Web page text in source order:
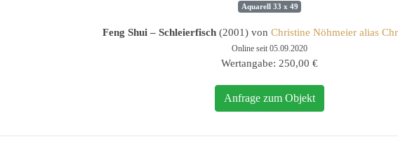
Aquarell 33 x 49
Feng Shui – Schleierfisch(2001) von Christine Nöhmeier alias
Online seit 05.09.2020
Wertangabe: 250,00 €
Anfrage zum Objekt